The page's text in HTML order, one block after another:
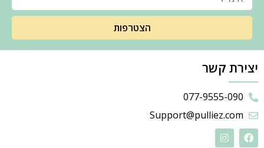
הצטרפות
יצירת קשר
077-9555-090
Support@pulliez.com